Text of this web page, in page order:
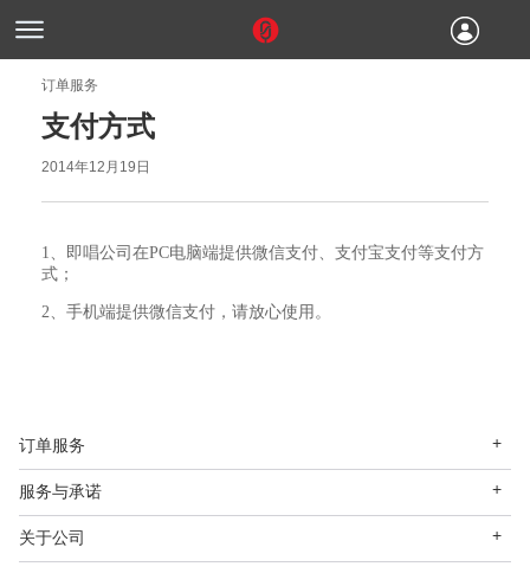
订单服务
支付方式
2014年12月19日
1、即唱公司在PC电脑端提供微信支付、支付宝支付等支付方
式；
2、手机端提供微信支付，请放心使用。
订单服务
服务与承诺
关于公司